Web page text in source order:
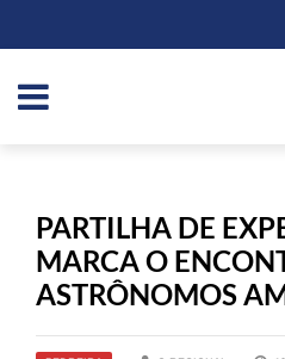
PARTILHA DE
MARCA O
ASTRÔNOMOS